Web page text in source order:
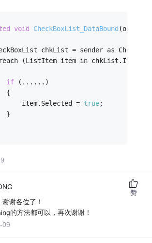
void CheckBoxList_DataBound (object
chkList = sender as
(ListItem item in chkList.Items)
if (......)
{
item.Selected =
true;
}
谢各位了！
的方法都可以，再次谢谢！
09
赞